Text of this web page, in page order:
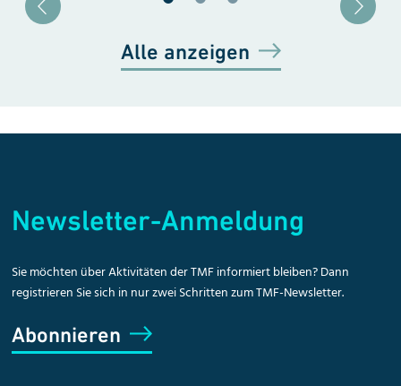
Alle anzeigen
Newsletter-Anmeldung
Sie möchten über Aktivitäten der TMF informiert bleiben? Dann
registrieren Sie sich in nur zwei Schritten zum TMF-Newsletter.
Abonnieren